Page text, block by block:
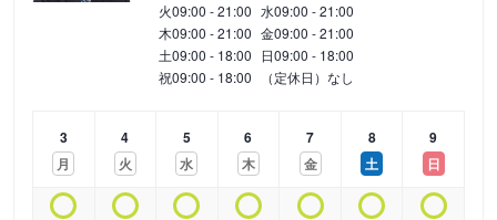
火09:00 - 21:00 水09:00 - 21:00
木09:00 - 21:00 金09:00 - 21:00
土09:00 - 18:00 日09:00 - 18:00
祝09:00 - 18:00 （定休日）なし
3
月
4
火
5
水
6
木
7
金
8
土
9
日